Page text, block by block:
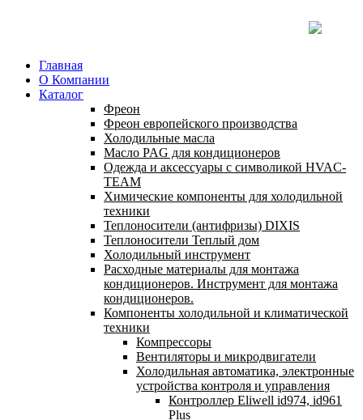
Главная
О Компании
Каталог
Фреон
Фреон европейского производства
Холодильные масла
Масло PAG для кондиционеров
Одежда и аксессуары с символикой HVAC-
TEAM
Химические компоненты для холодильной
техники
Теплоносители (антифризы) DIXIS
Теплоносители Теплый дом
Холодильный инструмент
Расходные материалы для монтажа
кондиционеров. Инструмент для монтажа
кондиционеров.
Компоненты холодильной и климатической
техники
Компрессоры
Вентиляторы и микродвигатели
Холодильная автоматика, электронные
устройства контроля и управления
Контроллер Eliwell id974, id961
Plus